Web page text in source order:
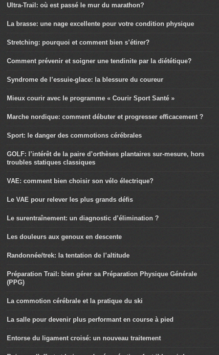
Ultra-Trail: où est passé le mur du marathon?
La brasse: une nage excellente pour votre condition physique
Stretching: pourquoi et comment bien s’étirer?
Comment prévenir et soigner une tendinite par la diététique?
Syndrome de l’essuie-glace: la blessure du coureur
Mieux courir avec le programme « Courir Sport Santé »
Marche nordique: comment débuter et progresser efficacement ?
Sport: le danger des commotions cérébrales
GOLF: l’intérêt de la paire d’orthèses plantaires sur-mesure, hors
troubles statiques classiques
VAE: comment bien choisir son vélo électrique?
Le VAE pour relever les plus grands défis
Le surentraînement: un diagnostic d’élimination ?
Les douleurs aux genoux en descente
Randonnée/trek: la tentation de l’altitude
Préparation Trail: bien gérer sa Préparation Physique Générale
(PPG)
La commotion cérébrale et la pratique du ski
La salle pour devenir plus performant en course à pied
Entorse du ligament croisé: un nouveau traitement